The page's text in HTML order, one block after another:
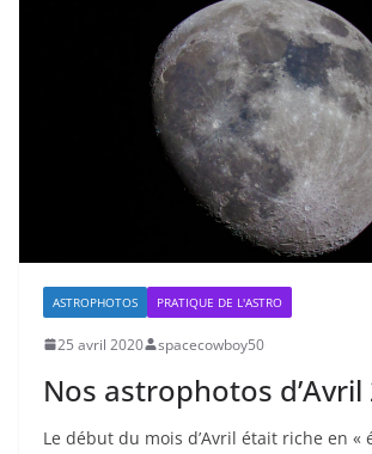
ASTROPHOTOS PRATIQUE DE L'ASTRO
25 avril 2020 spacecowboy50
Nos astrophotos d’Avril
Le début du mois d’Avril était riche en «